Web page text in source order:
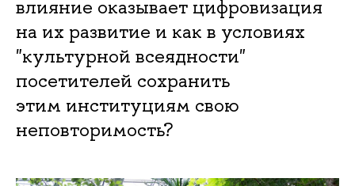
влияние оказывает цифровизация
на их развитие и как в условиях
"культурной всеядности"
посетителей сохранить
этим институциям свою
неповторимость?